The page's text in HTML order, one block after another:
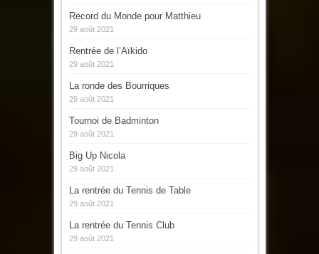
Record du Monde pour Matthieu
29 août 2021
Rentrée de l’Aïkido
29 août 2021
La ronde des Bourriques
29 août 2021
Tournoi de Badminton
29 août 2021
Big Up Nicola
29 août 2021
La rentrée du Tennis de Table
29 août 2021
La rentrée du Tennis Club
29 août 2021